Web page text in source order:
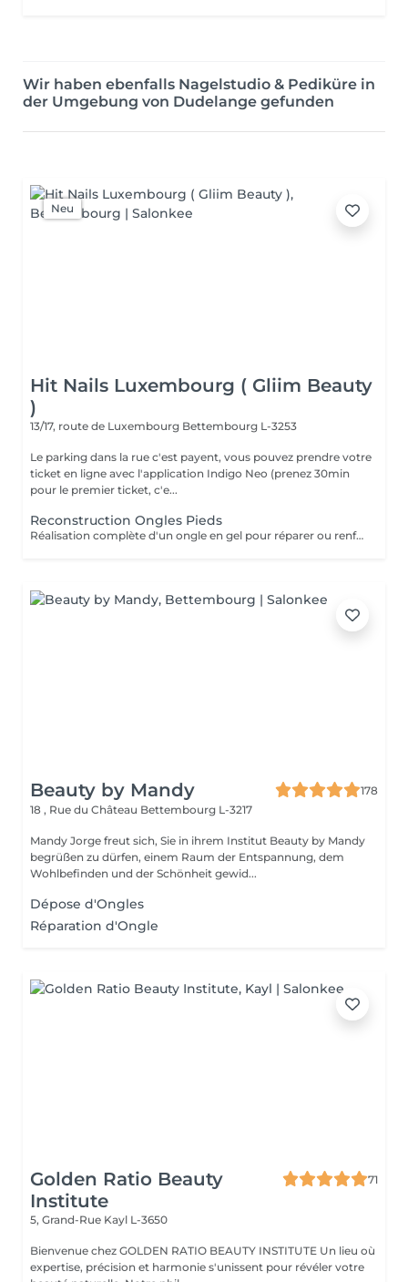
Wir haben ebenfalls Nagelstudio & Pediküre in
der Umgebung von Dudelange gefunden
Neu
Hit Nails Luxembourg ( Gliim Beauty
)
13/17, route de Luxembourg Bettembourg L-3253
Le parking dans la rue c'est payent, vous pouvez prendre votre
ticket en ligne avec l'application Indigo Neo (prenez 30min
pour le premier ticket, c'e...
Reconstruction Ongles Pieds
Réalisation complète d'un ongle en gel pour réparer ou renforcer l'ongle naturel. Le service comprend la préparation de l'ongle, la reconstruction de sa structure, la mise en forme et une finition lisse, résistante et élégante.
Beauty by Mandy
178
18 , Rue du Château Bettembourg L-3217
Mandy Jorge freut sich, Sie in ihrem Institut Beauty by Mandy
begrüßen zu dürfen, einem Raum der Entspannung, dem
Wohlbefinden und der Schönheit gewid...
Dépose d'Ongles
Réparation d'Ongle
Golden Ratio Beauty
Institute
71
5, Grand-Rue Kayl L-3650
Bienvenue chez GOLDEN RATIO BEAUTY INSTITUTE Un lieu où
expertise, précision et harmonie s'unissent pour révéler votre